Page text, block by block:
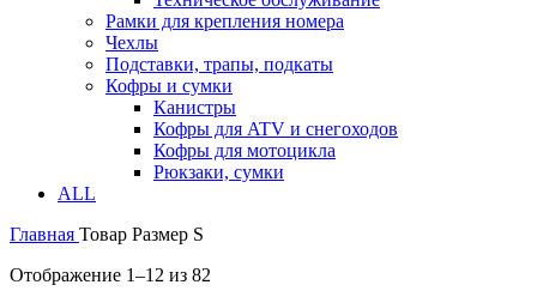
Рамки для крепления номера
Чехлы
Подставки, трапы, подкаты
Кофры и сумки
Канистры
Кофры для ATV и снегоходов
Кофры для мотоцикла
Рюкзаки, сумки
ALL
Главная Товар Размер S
Отображение 1–12 из 82